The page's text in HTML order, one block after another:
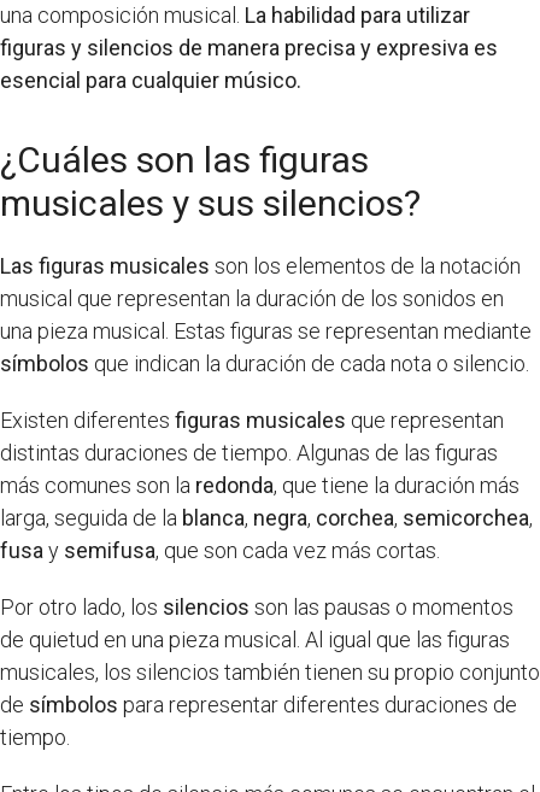
una composición musical. La habilidad para utilizar
figuras y silencios de manera precisa y expresiva es
esencial para cualquier músico.
¿Cuáles son las figuras
musicales y sus silencios?
Las figuras musicales son los elementos de la notación
musical que representan la duración de los sonidos en
una pieza musical. Estas figuras se representan mediante
símbolos que indican la duración de cada nota o silencio.
Existen diferentes figuras musicales que representan
distintas duraciones de tiempo. Algunas de las figuras
más comunes son la redonda, que tiene la duración más
larga, seguida de la blanca, negra, corchea, semicorchea,
fusa y semifusa, que son cada vez más cortas.
Por otro lado, los silencios son las pausas o momentos
de quietud en una pieza musical. Al igual que las figuras
musicales, los silencios también tienen su propio conjunto
de símbolos para representar diferentes duraciones de
tiempo.